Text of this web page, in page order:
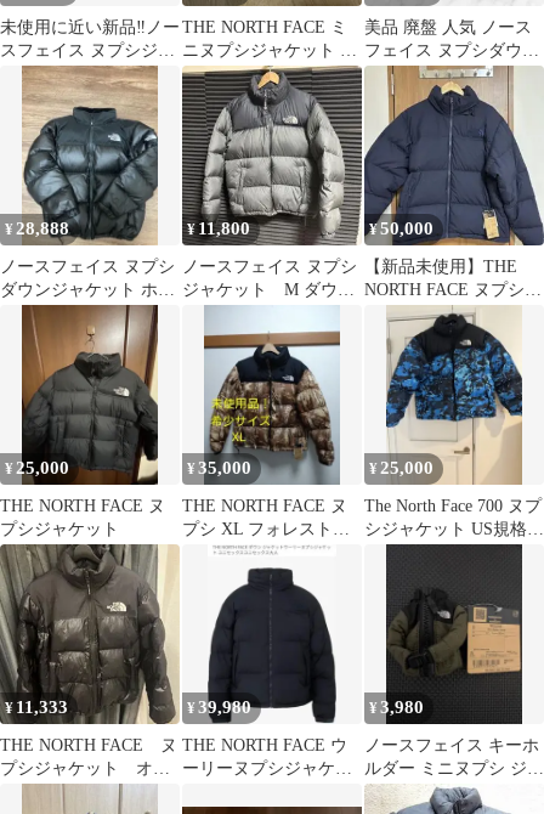
未使用に近い新品‼️ノー
スフェイス ヌプシジャ
ケット ブラック L
サイズ
THE NORTH FACE ミ
ニヌプシジャケット キ
ーホルダー NN32242
美品 廃盤 人気 ノース
フェイス ヌプシダウン
ジャケット 700 US規格
¥ 28,888
ノースフェイス ヌプシ
ダウンジャケット ホワ
イトレーベル 韓国 黒
¥ 11,800
ノースフェイス ヌプシ
ジャケット M ダウン
ブラック
¥50,000
【新品未使用】THE
NORTH FACE ヌプシジ
ャケット ネイビー M
サイズ
¥ 25,000
THE NORTH FACE ヌ
プシジャケット
¥35,000
THE NORTH FACE ヌ
プシ XL フォレストフ
ロア 迷彩
¥ 25,000
The North Face 700 ヌプ
シジャケット US規格
¥ 11,333
THE NORTH FACE ヌ
プシジャケット オン
¥39,980
THE NORTH FACE ウ
ーリーヌプシジャケッ
¥3,980
ノースフェイス キーホ
ルダー ミニヌプシ ジャ
ケット ニュートープ